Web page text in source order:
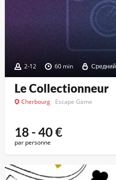
2-12 60 min Средний
Le Collectionneur
Cherbourg Escape Game
18 - 40€
par personne